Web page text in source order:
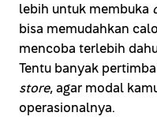
lebih untuk membuka
bisa memudahkan
mencoba terlebih
Tentu banyak
store, agar modal
operasionalnya.